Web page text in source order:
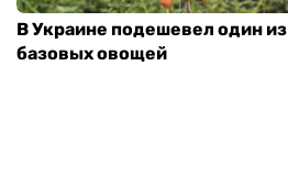
В Украине подешевел один из
базовых овощей